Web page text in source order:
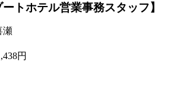
ートホテル営業事務スタッフ】
瀬
円